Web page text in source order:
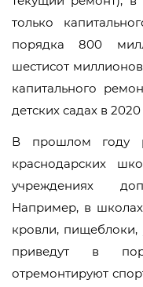
только
порядка 800
шестисот
капитального
детских садах в 2020
В прошлом году
краснодарских
учреждениях
Например, в
кровли, пищеблоки,
приведут в
отремонтируют